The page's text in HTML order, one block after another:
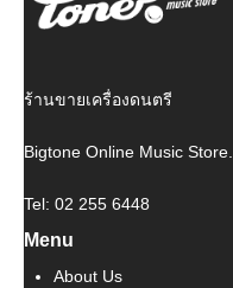
ร้านขายเครื่องดนตรี
Bigtone Online Music Store.
Tel: 02 255 6448
Menu
About Us